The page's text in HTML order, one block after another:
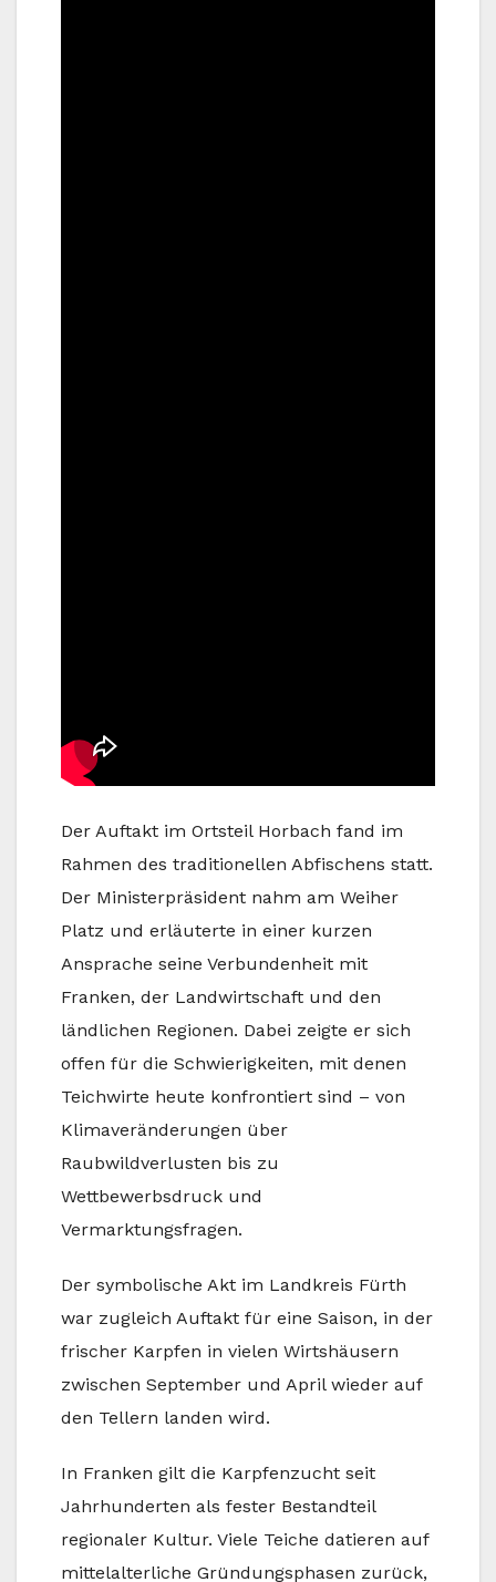
Der Auftakt im Ortsteil Horbach fand im
Rahmen des traditionellen Abfischens statt.
Der Ministerpräsident nahm am Weiher
Platz und erläuterte in einer kurzen
Ansprache seine Verbundenheit mit
Franken, der Landwirtschaft und den
ländlichen Regionen. Dabei zeigte er sich
offen für die Schwierigkeiten, mit denen
Teichwirte heute konfrontiert sind – von
Klimaveränderungen über
Raubwildverlusten bis zu
Wettbewerbsdruck und
Vermarktungsfragen.
Der symbolische Akt im Landkreis Fürth
war zugleich Auftakt für eine Saison, in der
frischer Karpfen in vielen Wirtshäusern
zwischen September und April wieder auf
den Tellern landen wird.
In Franken gilt die Karpfenzucht seit
Jahrhunderten als fester Bestandteil
regionaler Kultur. Viele Teiche datieren auf
mittelalterliche Gründungsphasen zurück,